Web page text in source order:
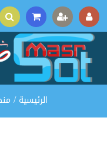
الرئيسية/